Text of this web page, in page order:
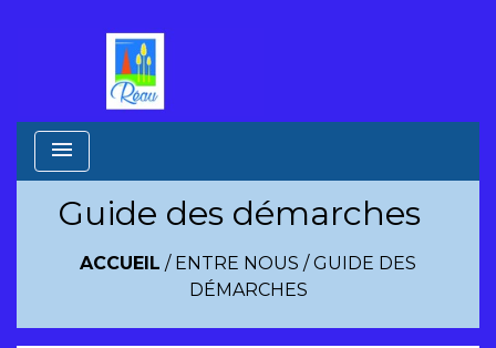
menu
Guide des démarches
ACCUEIL / ENTRE NOUS /GUIDE DES
DÉMARCHES